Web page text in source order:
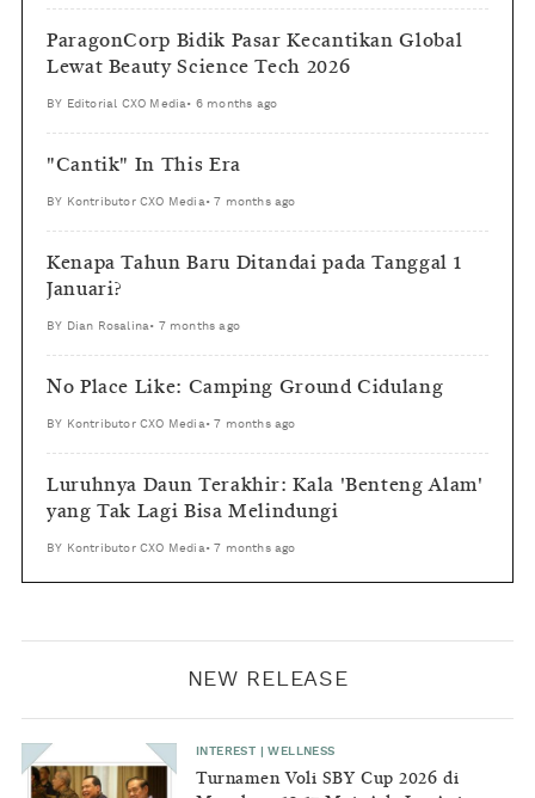
ParagonCorp Bidik Pasar Kecantikan Global
Lewat Beauty Science Tech 2026
BY Editorial CXO Media• 6 months ago
"Cantik" In This Era
BY Kontributor CXO Media•7 months ago
Kenapa Tahun Baru Ditandai pada Tanggal 1
Januari?
BY Dian Rosalina• 7 months ago
No Place Like: Camping Ground Cidulang
BY Kontributor CXO Media•7 months ago
Luruhnya Daun Terakhir: Kala 'Benteng Alam'
yang Tak Lagi Bisa Melindungi
BY Kontributor CXO Media•7 months ago
NEW RELEASE
INTEREST |WELLNESS
Turnamen Voli SBY Cup 2026 di